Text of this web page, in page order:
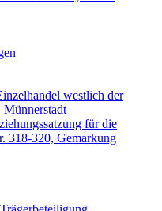
westlich der
für die
318-320, Gemarkung